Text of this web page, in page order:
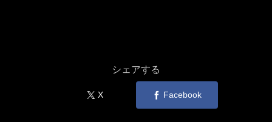
シェアする
X Facebook